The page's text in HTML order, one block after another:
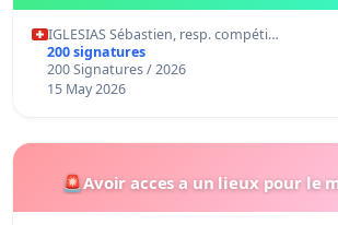
IGLESIAS Sébastien, resp. compéti…
200 signatures
200 Signatures / 2026
15 May 2026
🚨Avoir acces a un lieux pour le